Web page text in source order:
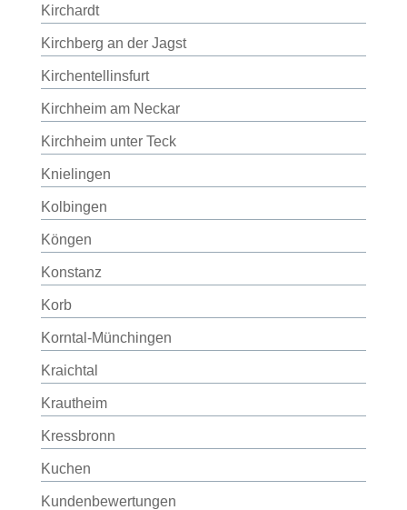
Kirchardt
Kirchberg an der Jagst
Kirchentellinsfurt
Kirchheim am Neckar
Kirchheim unter Teck
Knielingen
Kolbingen
Köngen
Konstanz
Korb
Korntal-Münchingen
Kraichtal
Krautheim
Kressbronn
Kuchen
Kundenbewertungen